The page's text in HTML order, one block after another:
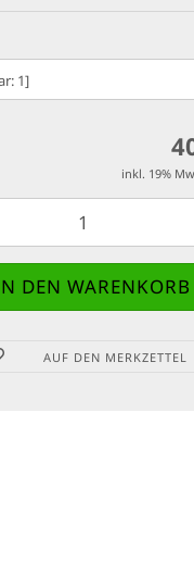
inkl. 19%
AUF DEN MERKZETTEL